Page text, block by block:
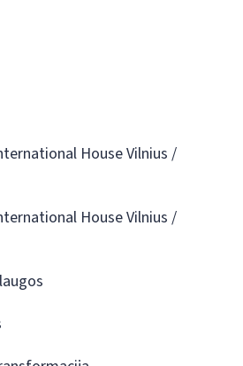
House Vilnius /
House Vilnius /